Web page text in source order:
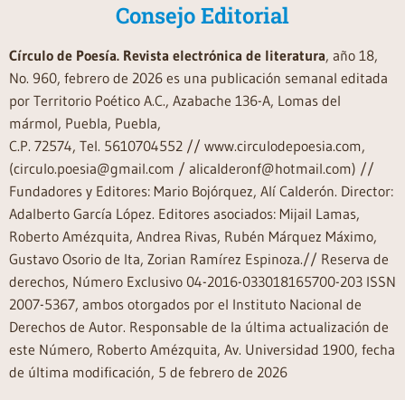
Consejo Editorial
Círculo de Poesía. Revista electrónica de literatura, año 18,
No. 960, febrero de 2026 es una publicación semanal editada
por Territorio Poético A.C., Azabache 136-A, Lomas del
mármol, Puebla, Puebla,
C.P. 72574, Tel. 5610704552 // www.circulodepoesia.com,
(circulo.poesia@gmail.com / alicalderonf@hotmail.com) //
Fundadores y Editores: Mario Bojórquez, Alí Calderón. Director:
Adalberto García López. Editores asociados: Mijail Lamas,
Roberto Amézquita, Andrea Rivas, Rubén Márquez Máximo,
Gustavo Osorio de Ita, Zorian Ramírez Espinoza.// Reserva de
derechos, Número Exclusivo 04-2016-033018165700-203 ISSN
2007-5367, ambos otorgados por el Instituto Nacional de
Derechos de Autor. Responsable de la última actualización de
este Número, Roberto Amézquita, Av. Universidad 1900, fecha
de última modificación, 5 de febrero de 2026